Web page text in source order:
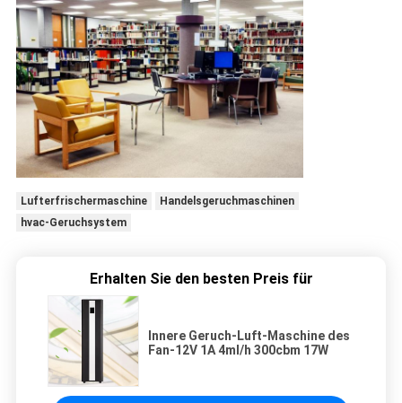
Lufterfrischermaschine
Handelsgeruchmaschinen
hvac-Geruchsystem
Erhalten Sie den besten Preis für
Innere Geruch-Luft-Maschine des
Fan-12V 1A 4ml/h 300cbm 17W